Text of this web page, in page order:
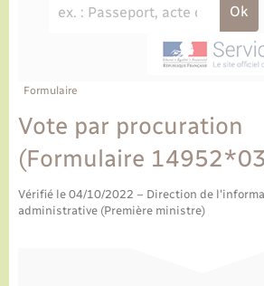
Bulletins d'informations
Le personnel municipal
Comment venir à Lyons-la-Forêt
Plan interactif
Permis de détention de chien
CIDFF
Etat-civil - Papiers -
Logement - Urbanisme
Loisirs
Marchés de Lyons-la-Forêt
Transports scolaires
Travaux - Autorisation
Formulaire
Vote par procuration
(Formulaire
Vérifié le 04/10/2022 – Direction de
administrative (Première ministre)